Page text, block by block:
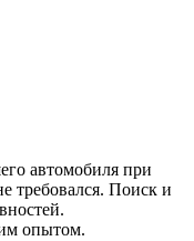
автомобиля при
требовался. Поиск и
опытом.